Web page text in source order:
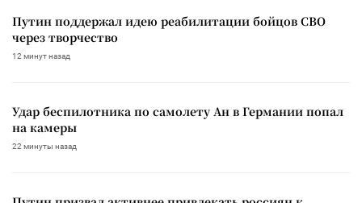
Путин поддержал идею реабилитации бойцов СВО
через творчество
12 минут назад
Удар беспилотника по самолету Ан в Германии попал
на камеры
22 минуты назад